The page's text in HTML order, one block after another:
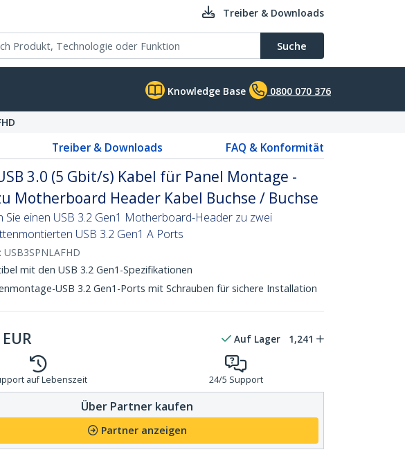
Treiber & Downloads
Suche
Knowledge Base 0800 070 376
Treiber & Downloads FAQ & Konformität
3.0 (5 Gbit/s) Kabel für Panel Montage -
Motherboard Header Kabel Buchse / Buchse
Sie einen USB 3.2 Gen1 Motherboard-Header zu zwei
USB 3.2 Gen1 A Ports
USB3SPNLAFHD
mit den USB 3.2 Gen1-Spezifikationen
USB 3.2 Gen1-Ports mit Schrauben für sichere Installation
EUR Auf Lager 1,241
auf Lebenszeit 24/5 Support
Über Partner kaufen
Partner anzeigen